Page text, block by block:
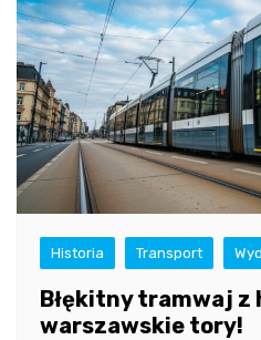
Historia Transport
Błękitny tramwaj
warszawskie tory!